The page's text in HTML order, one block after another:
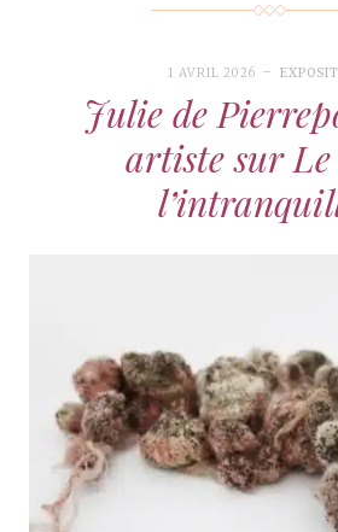
1 AVRIL 2026
Julie de
artiste sur